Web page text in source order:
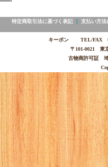
特定商取引法に基づく表記｜ 支払い方法
キーポン TEL/FAX
〒101-0021 東
古物商許可証